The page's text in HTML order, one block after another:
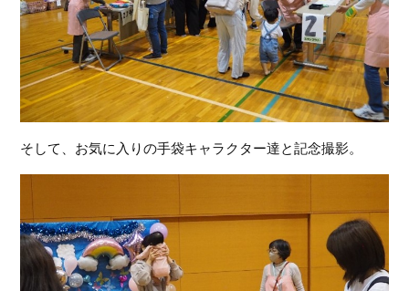
そして、お気に入りの手袋キャラクター達と記念撮影。